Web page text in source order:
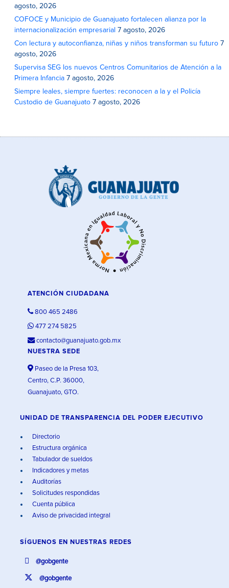
agosto, 2026
COFOCE y Municipio de Guanajuato fortalecen alianza por la
internacionalización empresarial 7 agosto, 2026
Con lectura y autoconfianza, niñas y niños transforman su futuro 7
agosto, 2026
Supervisa SEG los nuevos Centros Comunitarios de Atención a la
Primera Infancia 7 agosto, 2026
Siempre leales, siempre fuertes: reconocen a la y el Policía
Custodio de Guanajuato 7 agosto, 2026
ATENCIÓN CIUDADANA
800 465 2486
477 274 5825
contacto@guanajuato.gob.mx
NUESTRA SEDE
Paseo de la Presa 103,
Centro, C.P. 36000,
Guanajuato, GTO.
UNIDAD DE TRANSPARENCIA DEL PODER EJECUTIVO
Directorio
Estructura orgánica
Tabulador de sueldos
Indicadores y metas
Auditorías
Solicitudes respondidas
Cuenta pública
Aviso de privacidad integral
SÍGUENOS EN NUESTRAS REDES
@gobgente
@gobgente